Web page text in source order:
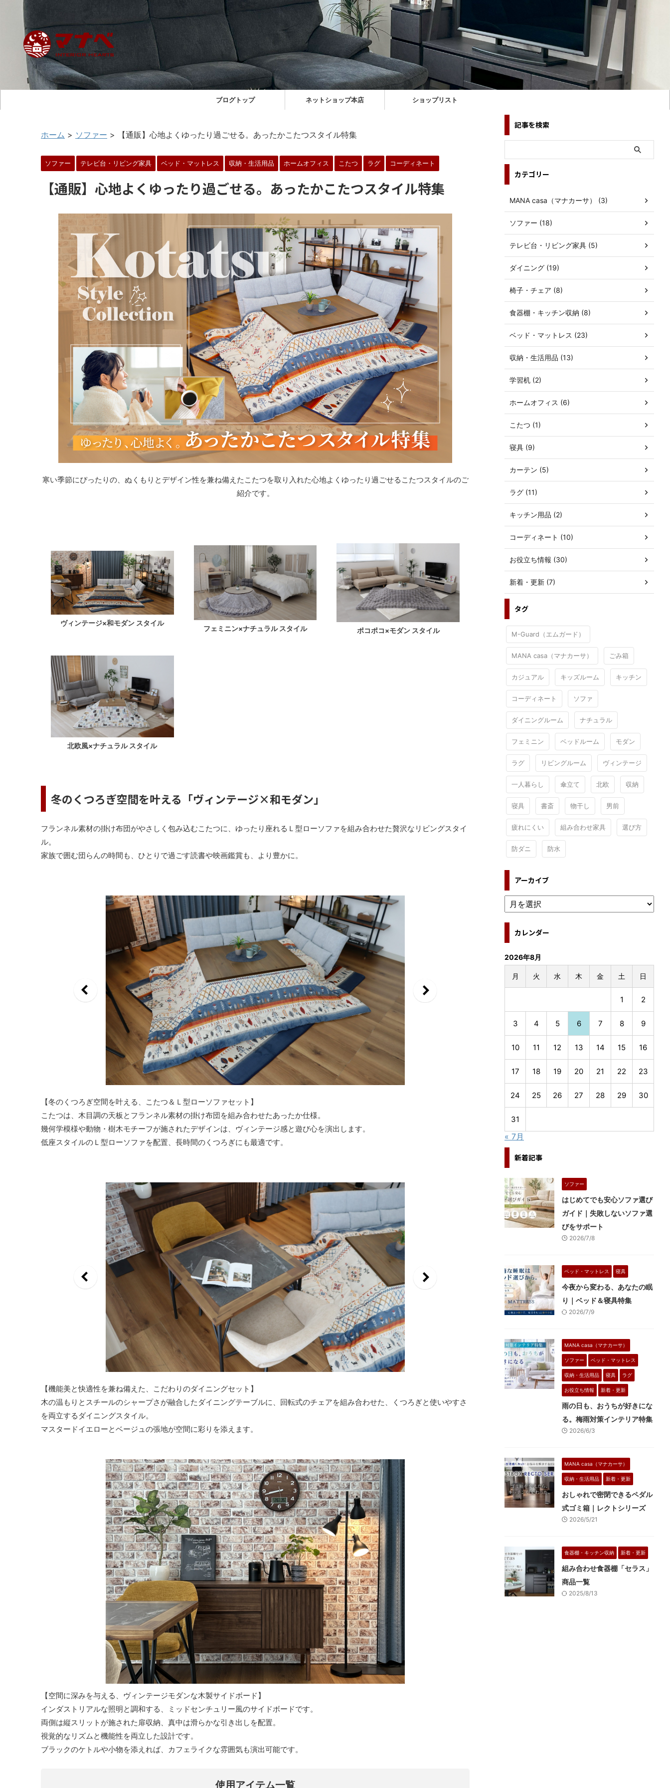
ブログトップ ネットショップ本店 ショップリスト
ホーム > ソファー > 【通販】心地よくゆったり過ごせる。あったかこたつスタイル特集
ソファー テレビ台・リビング家具 ベッド・マットレス 収納・生活用品 ホームオフィス こたつ ラグ コーディネート
【通販】心地よくゆったり過ごせる。あったかこたつスタイル特集
寒い季節にぴったりの、ぬくもりとデザイン性を兼ね備えたこたつを取り入れた心地よくゆったり過ごせるこたつスタイルのご
紹介です。
ヴィンテージ×和モダン スタイル
フェミニン×ナチュラル スタイル ポコポコ×モダン スタイル
北欧風×ナチュラル スタイル
冬のくつろぎ空間を叶える「ヴィンテージ×和モダン」
フランネル素材の掛け布団がやさしく包み込むこたつに、ゆったり座れるＬ型ローソファを組み合わせた贅沢なリビングスタイ
ル。
家族で囲む団らんの時間も、ひとりで過ごす読書や映画鑑賞も、より豊かに。
【冬のくつろぎ空間を叶える、こたつ＆Ｌ型ローソファセット】
こたつは、木目調の天板とフランネル素材の掛け布団を組み合わせたあったか仕様。
幾何学模様や動物・樹木モチーフが施されたデザインは、ヴィンテージ感と遊び心を演出します。
低座スタイルのＬ型ローソファを配置、長時間のくつろぎにも最適です。
【機能美と快適性を兼ね備えた、こだわりのダイニングセット】
木の温もりとスチールのシャープさが融合したダイニングテーブルに、回転式のチェアを組み合わせた、くつろぎと使いやすさ
を両立するダイニングスタイル。
マスタードイエローとベージュの張地が空間に彩りを添えます。
【空間に深みを与える、ヴィンテージモダンな木製サイドボード】
インダストリアルな照明と調和する、ミッドセンチュリー風のサイドボードです。
両側は縦スリットが施された扉収納、真中は滑らかな引き出しを配置。
視覚的なリズムと機能性を両立した設計です。
ブラックのケトルや小物を添えれば、カフェライクな雰囲気も演出可能です。
使用アイテム一覧
記事を検索
カテゴリー
MANA casa（マナカーサ） (3)
ソファー (18)
テレビ台・リビング家具 (5)
ダイニング (19)
椅子・チェア (8)
食器棚・キッチン収納 (8)
ベッド・マットレス (23)
収納・生活用品 (13)
学習机 (2)
ホームオフィス (6)
こたつ (1)
寝具 (9)
カーテン (5)
ラグ (11)
キッチン用品 (2)
コーディネート (10)
お役立ち情報 (30)
新着・更新 (7)
タグ
M-Guard（エムガード）
MANA casa（マナカーサ） ごみ箱
カジュアル キッズルーム キッチン
コーディネート ソファ
ダイニングルーム ナチュラル
フェミニン ベッドルーム モダン
ラグ リビングルーム ヴィンテージ
一人暮らし 傘立て 北欧 収納
寝具 書斎 物干し 男前
疲れにくい 組み合わせ家具 選び方
防ダニ 防水
アーカイブ
カレンダー
2026年8月
月 火 水 木 金 土 日
1 2
3 4 5 6 7 8 9
10 11 12 13 14 15 16
17 18 19 20 21 22 23
24 25 26 27 28 29 30
31
« 7月
新着記事
ソファー
はじめてでも安心ソファ選び
ガイド｜失敗しないソファ選
びをサポート
2026/7/8
ベッド・マットレス 寝具
今夜から変わる、あなたの眠
り｜ベッド＆寝具特集
2026/7/9
MANA casa（マナカーサ）
ソファー ベッド・マットレス
収納・生活用品 寝具 ラグ
お役立ち情報 新着・更新
雨の日も、おうちが好きにな
る。梅雨対策インテリア特集
2026/6/3
MANA casa（マナカーサ）
収納・生活用品 新着・更新
おしゃれで密閉できるペダル
式ゴミ箱｜レクトシリーズ
2026/5/21
食器棚・キッチン収納 新着・更新
組み合わせ食器棚「セラス」
商品一覧
2025/8/13